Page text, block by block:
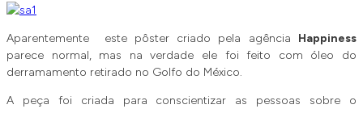
Aparentemente este pôster criado pela agência Happiness
parece normal, mas na verdade ele foi feito com óleo do
derramamento retirado no Golfo do México.
A peça foi criada para conscientizar as pessoas sobre o